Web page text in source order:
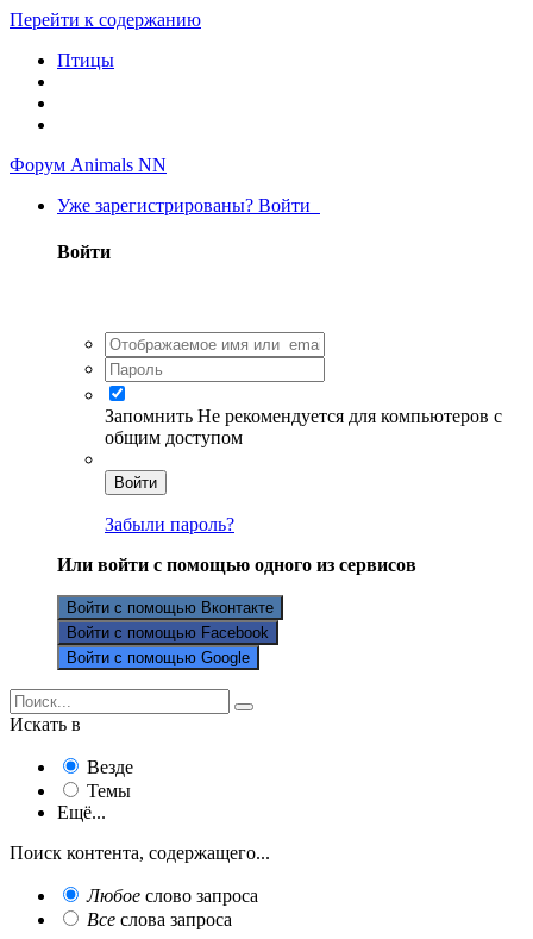
Перейти к содержанию
Птицы
Форум Animals NN
Уже зарегистрированы? Войти
Войти
Запомнить Не рекомендуется для компьютеров с
общим доступом
Войти
Забыли пароль?
Или войти с помощью одного из сервисов
Войти с помощью Вконтакте
Войти с помощью Facebook
Войти с помощью Google
Искать в
Везде
Темы
Ещё...
Поиск контента, содержащего...
Любое слово запроса
Все слова запроса